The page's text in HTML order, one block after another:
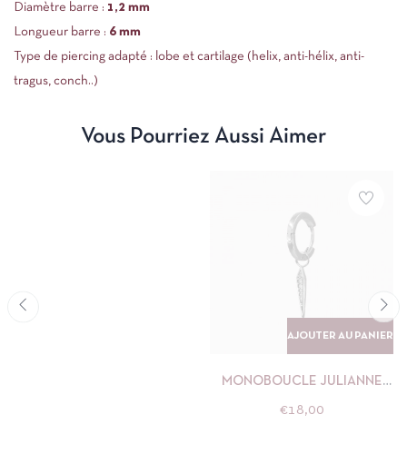
Diamètre barre : 1,2 mm
Longueur barre : 6 mm
Type de piercing adapté : lobe et cartilage (helix, anti-hélix, anti-
tragus, conch..)
Vous Pourriez Aussi Aimer
AJOUTER AU PANIER
MONOBOUCLE JULIANNE
NÉBULEUSE
€18,00